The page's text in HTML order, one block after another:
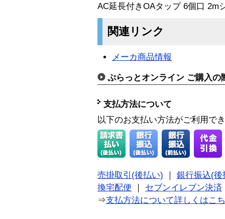
AC延長付きOAタップ 6個口 2m
関連リンク
メーカ商品情報
ぷらっとオンライン ご購入の
支払方法について
以下のお支払い方法がご利用で
売掛取引(後払い)
銀行振込(後
換宅配便
セブンイレブン決済
⇒支払方法について詳しくはこ